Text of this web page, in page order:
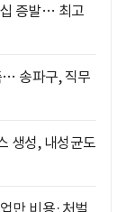
증발… 최고
… 송파구, 직무
생성, 내성균도